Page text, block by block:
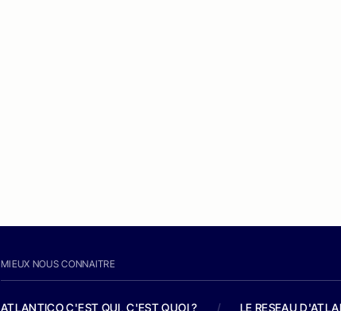
MIEUX NOUS CONNAITRE
ATLANTICO C'EST QUI, C'EST QUOI ? / LE RESEAU